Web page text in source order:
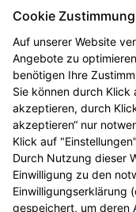
Heute arbeitet
Über alles
INTERESSE?
Ihre vollständigen
bitte an Marktplatz
auch per E-Mail an
Telefonisch
Alle weiteren
finden Sie auf
Cookie Zustimmung
Auf unserer Website
Angebote zu
benötigen Ihre
Sie können durch Klick
akzeptieren, durch
akzeptieren“ nur
Klick auf
Durch Nutzung dieser
Einwilligung zu den
Einwilligungserklärung
gespeichert, um deren